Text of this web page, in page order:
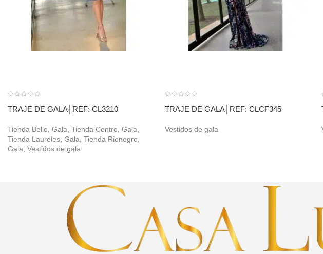
TRAJE DE GALA│REF: CL3210
Tienda Bello Gala Tienda Centro Gala
Tienda Laureles Gala Tienda Rionegro
Gala Vestidos de gala
TRAJE DE GALA│REF: CLCF345
Vestidos de gala